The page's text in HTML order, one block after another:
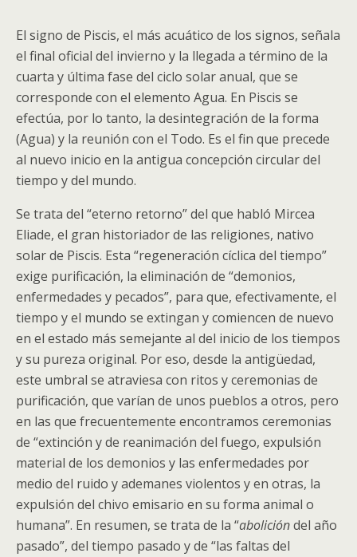
El signo de Piscis, el más acuático de los signos, señala
el final oficial del invierno y la llegada a término de la
cuarta y última fase del ciclo solar anual, que se
corresponde con el elemento Agua. En Piscis se
efectúa, por lo tanto, la desintegración de la forma
(Agua) y la reunión con el Todo. Es el fin que precede
al nuevo inicio en la antigua concepción circular del
tiempo y del mundo.
Se trata del “eterno retorno” del que habló Mircea
Eliade, el gran historiador de las religiones, nativo
solar de Piscis. Esta “regeneración cíclica del tiempo”
exige purificación, la eliminación de “demonios,
enfermedades y pecados”, para que, efectivamente, el
tiempo y el mundo se extingan y comiencen de nuevo
en el estado más semejante al del inicio de los tiempos
y su pureza original. Por eso, desde la antigüedad,
este umbral se atraviesa con ritos y ceremonias de
purificación, que varían de unos pueblos a otros, pero
en las que frecuentemente encontramos ceremonias
de “extinción y de reanimación del fuego, expulsión
material de los demonios y las enfermedades por
medio del ruido y ademanes violentos y en otras, la
expulsión del chivo emisario en su forma animal o
humana”. En resumen, se trata de la “abolicióndel año
pasado”, del tiempo pasado y de “las faltas del